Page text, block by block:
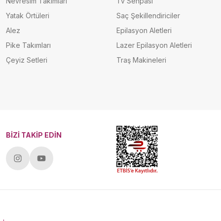
Yatak Örtüleri
Alez
Pike Takımları
Çeyiz Setleri
Saç Şekillendiriciler
Epilasyon Aletleri
Lazer Epilasyon Aletleri
Traş Makineleri
BİZİ TAKİP EDİN